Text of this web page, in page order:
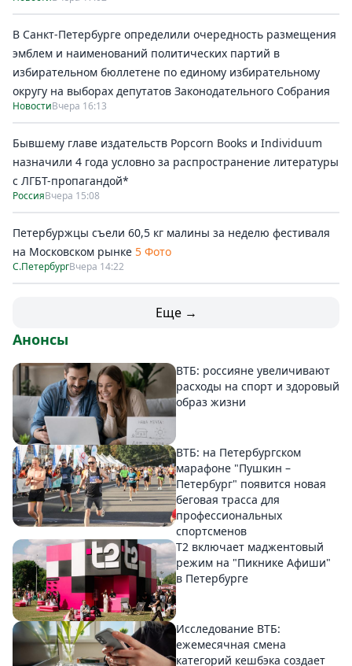
В Санкт-Петербурге определили очередность размещения
эмблем и наименований политических партий в
избирательном бюллетене по единому избирательному
округу на выборах депутатов Законодательного Собрания
НовостиВчера 16:13
Бывшему главе издательств Popcorn Books и Individuum
назначили 4 года условно за распространение литературы
с ЛГБТ-пропагандой*
РоссияВчера 15:08
Петербуржцы съели 60,5 кг малины за неделю фестиваля
на Московском рынке 5 Фото
С.ПетербургВчера 14:22
Еще →
Анонсы
ВТБ: россияне увеличивают
расходы на спорт и здоровый
образ жизни
ВТБ: на Петербургском
марафоне "Пушкин –
Петербург" появится новая
беговая трасса для
профессиональных
спортсменов
Т2 включает маджентовый
режим на "Пикнике Афиши"
в Петербурге
Исследование ВТБ:
ежемесячная смена
категорий кешбэка создает